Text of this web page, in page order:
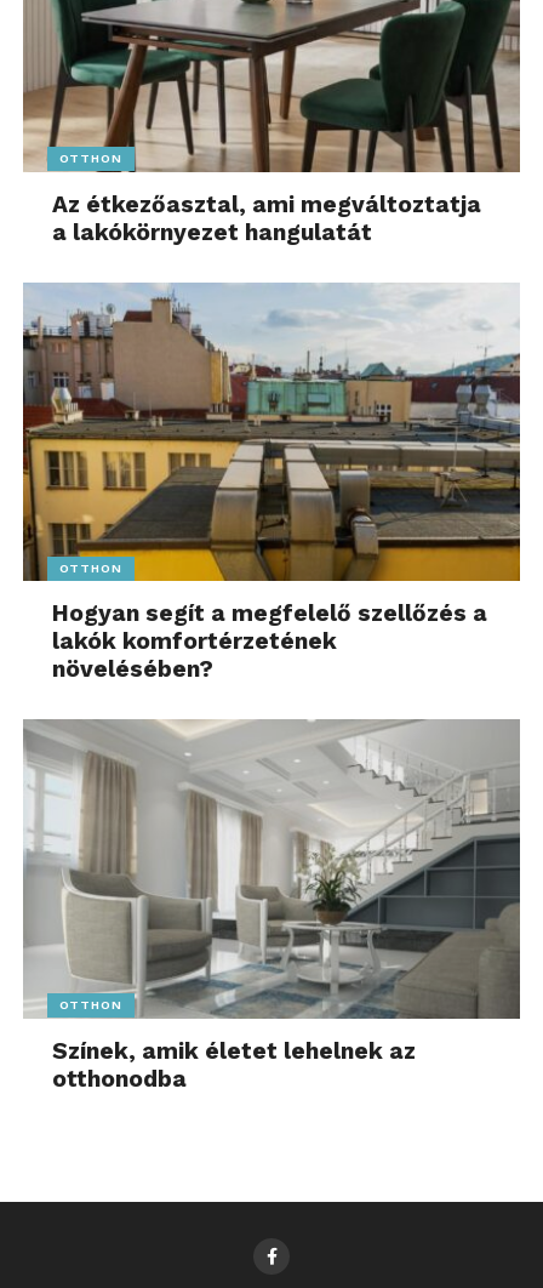
OTTHON
Az étkezőasztal, ami megváltoztatja
a lakókörnyezet hangulatát
OTTHON
Hogyan segít a megfelelő szellőzés a
lakók komfortérzetének
növelésében?
OTTHON
Színek, amik életet lehelnek az
otthonodba